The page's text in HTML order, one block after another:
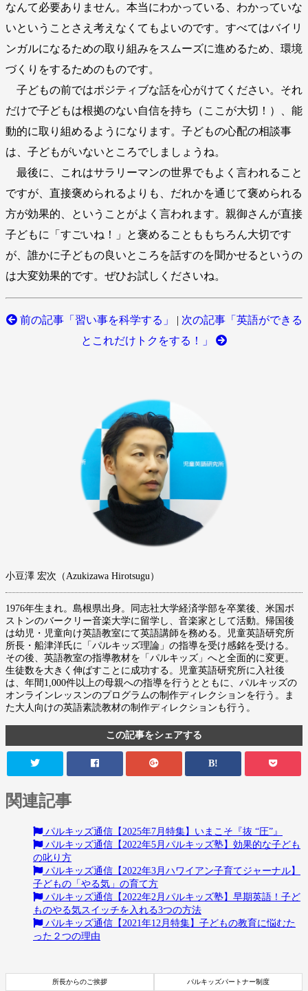
なんて必要ありません。本当にわかっている、わかっていな
いということさえ考えなくてもよいのです。すべてはバイリ
ンガルになるための取り組みをスムーズに進めるため、環境
づくりをするためのものです。
子どもの前ではポジティブな話を心がけてください。それ
だけで子どもは根拠のない自信を持ち（ここが大切！）、能
動的に取り組めるようになります。子どもの心配の相談事
は、子どもがいないところでしましょうね。
最後に、これはサラリーマンの世界でもよく言われること
ですが、直接褒められるよりも、だれかを通じて褒められる
方が効果的、ということがよく言われます。親御さんが直接
子どもに「すごいね！」と褒めることももちろん大切です
が、誰かに子どもの良いところを話すのを聞かせるというの
は大変効果的です。ぜひお試しくださいね。
前の記事「習い事を科学する」 | 次の記事「英語ができる
とこれだけトクをする！」
小豆澤 宏次（Azukizawa Hirotsugu）
1976年生まれ。島根県出身。同志社大学経済学部を卒業後、米国ボ
ストンのバークリー音楽大学に留学し、音楽家として活動。帰国後
は幼児・児童向け英語教室にて英語講師を務める。児童英語研究所
所長・船津洋氏に「パルキッズ理論」の指導を受け感銘を受ける。
その後、英語教室の指導教材を「パルキッズ」へと全面的に変更。
生徒数を大きく伸ばすことに成功する。児童英語研究所に入社後
は、年間1,000件以上の母親への指導を行うとともに、パルキッズの
オンラインレッスンのプログラムの制作ディレクションを行う。ま
た大人向けの英語素読教材の制作ディレクションも行う。
この記事をシェアする
B!
関連記事
パルキッズ通信【2025年7月特集】いまこそ『抜 “圧”』
パルキッズ通信【2022年5月パルキッズ塾】効果的な子ども
の叱り方
パルキッズ通信【2022年3月ハワイアン子育てジャーナル】
子どもの「やる気」の育て方
パルキッズ通信【2022年2月パルキッズ塾】早期英語！子ど
ものやる気スイッチを入れる3つの方法
パルキッズ通信【2021年12月特集】子どもの教育に悩むた
った２つの理由
所長からのご挨拶 パルキッズパートナー制度